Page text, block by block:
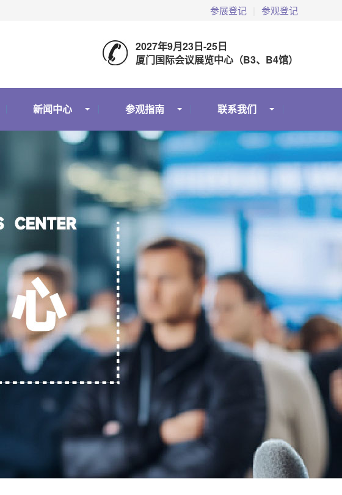
参展登记 参观登记
2027年9月23日-25日
厦门国际会议展览中心（B3、B4馆）
新闻中心 参观指南 联系我们